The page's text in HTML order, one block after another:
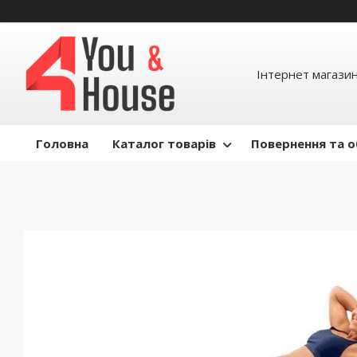
Інтернет магазин
Головна Каталог товарів Повернення та